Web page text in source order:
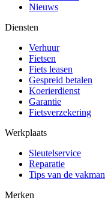
Nieuws
Diensten
Verhuur
Fietsen
Fiets leasen
Gespreid betalen
Koerierdienst
Garantie
Fietsverzekering
Werkplaats
Sleutelservice
Reparatie
Tips van de vakman
Merken